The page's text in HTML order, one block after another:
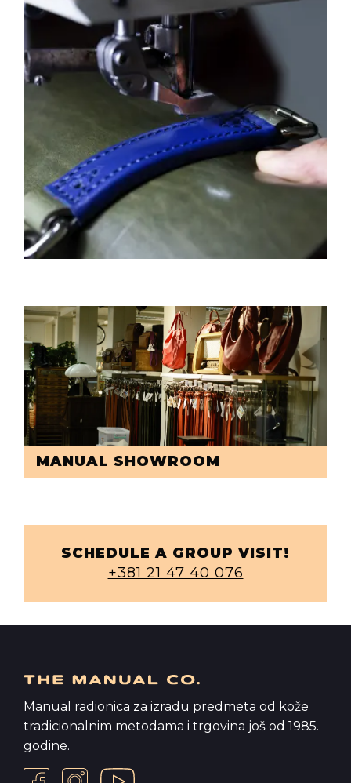
MANUAL SHOWROOM
SCHEDULE A GROUP VISIT!
+381 21 47 40 076
Manual radionica za izradu predmeta od kože
tradicionalnim metodama i trgovina još od 1985.
godine.